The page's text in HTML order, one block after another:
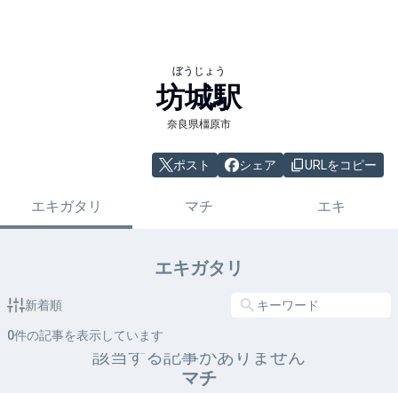
ぼうじょう
坊城駅
奈良県橿原市
ポスト シェア URLをコピー
エキガタリ マチ エキ
エキガタリ
新着順
0件の記事を表示しています
該当する記事がありません
マチ